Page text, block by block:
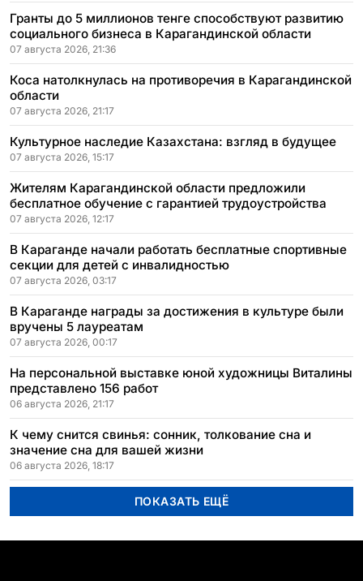
Гранты до 5 миллионов тенге способствуют развитию
социального бизнеса в Карагандинской области
07 августа 2026, 21:36
Коса натолкнулась на противоречия в Карагандинской
области
07 августа 2026, 21:17
Культурное наследие Казахстана: взгляд в будущее
07 августа 2026, 15:17
Жителям Карагандинской области предложили
бесплатное обучение с гарантией трудоустройства
07 августа 2026, 12:17
В Караганде начали работать бесплатные спортивные
секции для детей с инвалидностью
07 августа 2026, 03:17
В Караганде награды за достижения в культуре были
вручены 5 лауреатам
07 августа 2026, 00:17
На персональной выставке юной художницы Виталины
представлено 156 работ
06 августа 2026, 21:17
К чему снится свинья: сонник, толкование сна и
значение сна для вашей жизни
06 августа 2026, 18:17
ПОКАЗАТЬ ЕЩЁ